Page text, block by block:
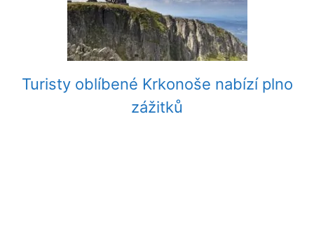
Turisty oblíbené Krkonoše nabízí plno
zážitků